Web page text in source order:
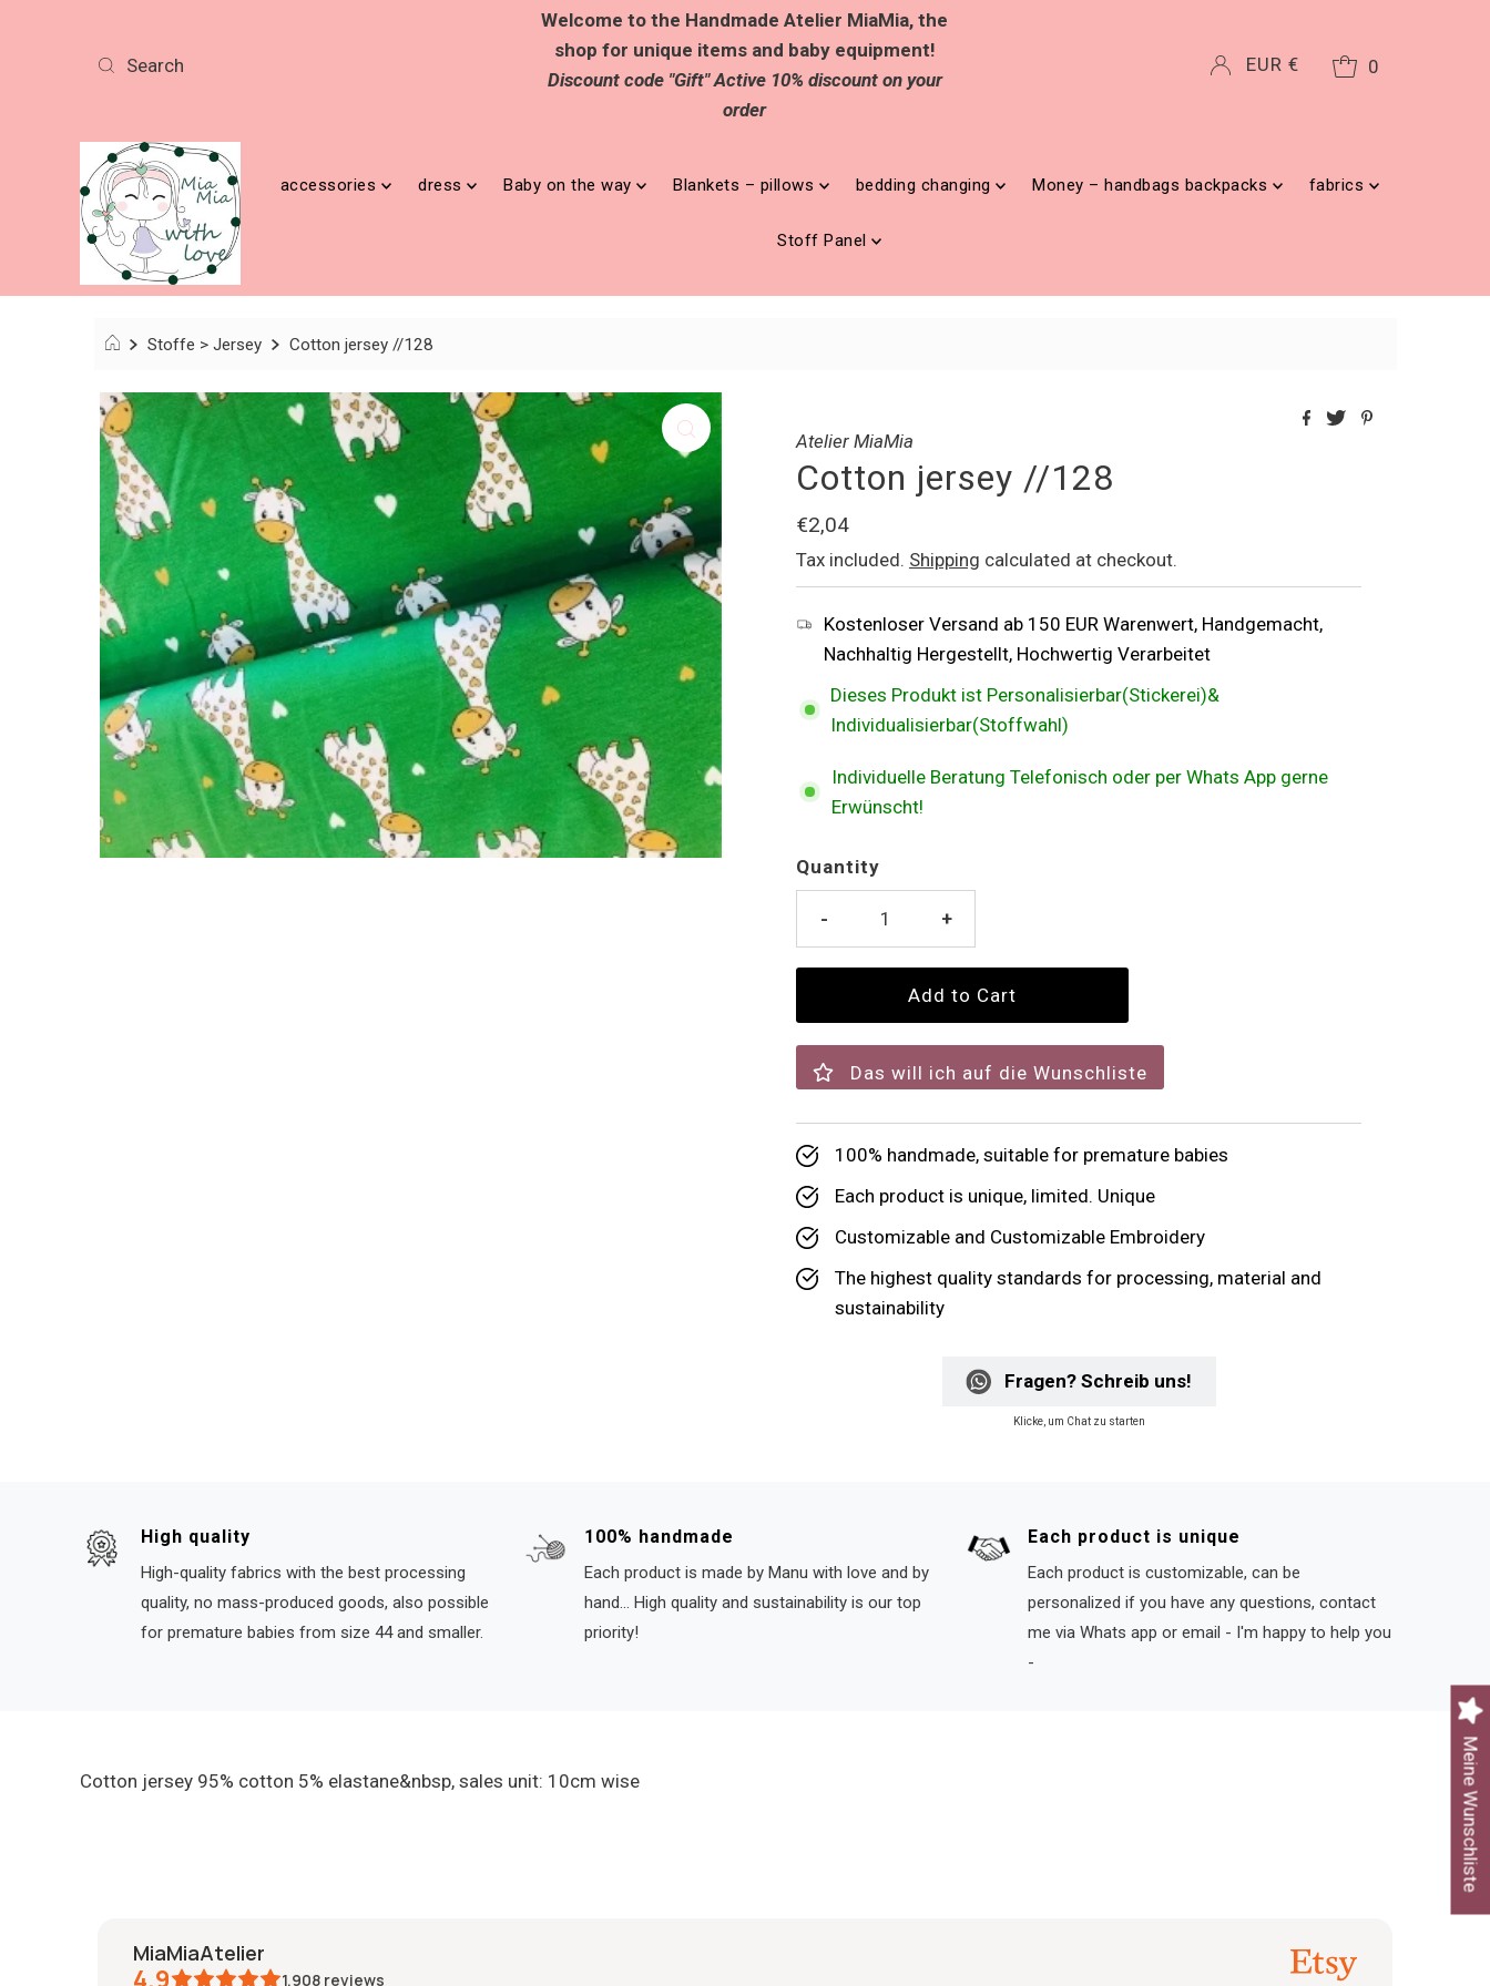
Welcome to the Handmade Atelier MiaMia, the
shop for unique items and baby equipment!
Discount code "Gift" Active 10% discount on your
order
Currency
EUR € 0
accessories dress Baby on the way Blankets – pillows bedding changing Money – handbags backpacks fabrics
Stoff Panel
Stoffe > Jersey Cotton jersey //128
Atelier MiaMia
Cotton jersey //128
Regular
Price
€2,04
Tax included. Shipping calculated at checkout.
Kostenloser Versand ab 150 EUR Warenwert, Handgemacht,
Nachhaltig Hergestellt, Hochwertig Verarbeitet
Dieses Produkt ist Personalisierbar(Stickerei)&
Individualisierbar(Stoffwahl)
Individuelle Beratung Telefonisch oder per Whats App gerne
Erwünscht!
Quantity
- +
Das will ich auf die Wunschliste
100% handmade, suitable for premature babies
Each product is unique, limited. Unique
Customizable and Customizable Embroidery
The highest quality standards for processing, material and
sustainability
Fragen? Schreib uns!
Klicke, um Chat zu starten
High quality
High-quality fabrics with the best processing
quality, no mass-produced goods, also possible
for premature babies from size 44 and smaller.
100% handmade
Each product is made by Manu with love and by
hand... High quality and sustainability is our top
priority!
Each product is unique
Each product is customizable, can be
personalized if you have any questions, contact
me via Whats app or email - I'm happy to help you
-
Cotton jersey 95% cotton 5% elastane&nbsp, sales unit: 10cm wise
MiaMiaAtelier
4.9 1,908 reviews
Meine Wunschliste